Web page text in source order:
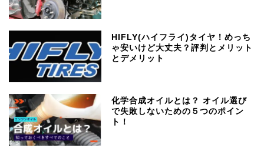
HIFLY(ハイフライ)タイヤ！めっち
ゃ安いけど大丈夫？評判とメリット
とデメリット
化学合成オイルとは？ オイル選び
で失敗しないための５つのポイン
ト！